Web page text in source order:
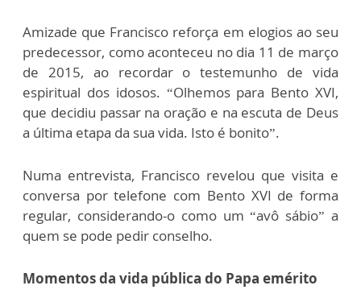
Amizade que Francisco reforça em elogios ao seu
predecessor, como aconteceu no dia 11 de março
de 2015, ao recordar o testemunho de vida
espiritual dos idosos. “Olhemos para Bento XVI,
que decidiu passar na oração e na escuta de Deus
a última etapa da sua vida. Isto é bonito”.
Numa entrevista, Francisco revelou que visita e
conversa por telefone com Bento XVI de forma
regular, considerando-o como um “avô sábio” a
quem se pode pedir conselho.
Momentos da vida pública do Papa emérito